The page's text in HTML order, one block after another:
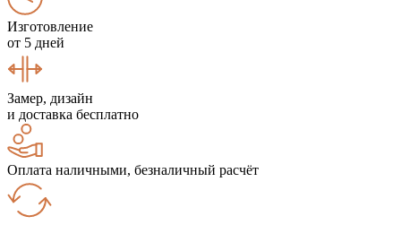
Изготовление
от 5 дней
Замер, дизайн
и доставка бесплатно
Оплата наличными, безналичный расчёт